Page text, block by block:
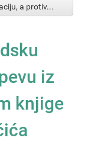
a protiv...
iz
knjige